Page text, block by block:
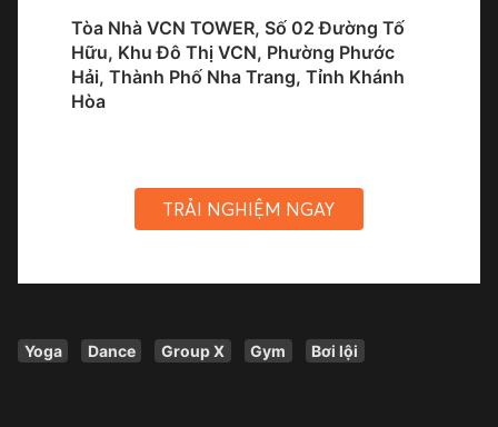
Tòa Nhà VCN TOWER, Số 02 Đường Tố
Hữu, Khu Đô Thị VCN, Phường Phước
Hải, Thành Phố Nha Trang, Tỉnh Khánh
Hòa
TRẢI NGHIỆM NGAY
Yoga Dance Group X Gym Bơi lội